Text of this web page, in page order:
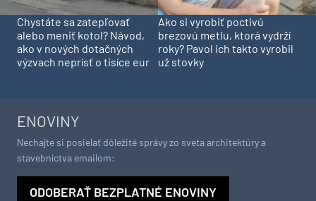
Chystáte sa zatepľovať
alebo meniť kotol? Návod,
ako v nových dotačných
výzvach neprísť o tisíce eur
Ako si vyrobiť poctivú
brezovú metlu, ktorá vydrží
roky? Pavol ich takto vyrobil
už stovky
ENOVINY
Nechajte si posielať dôležité správy zo sveta architektúry a
stavebníctva emailom:
ODOBERAŤ BEZPLATNÉ ENOVINY